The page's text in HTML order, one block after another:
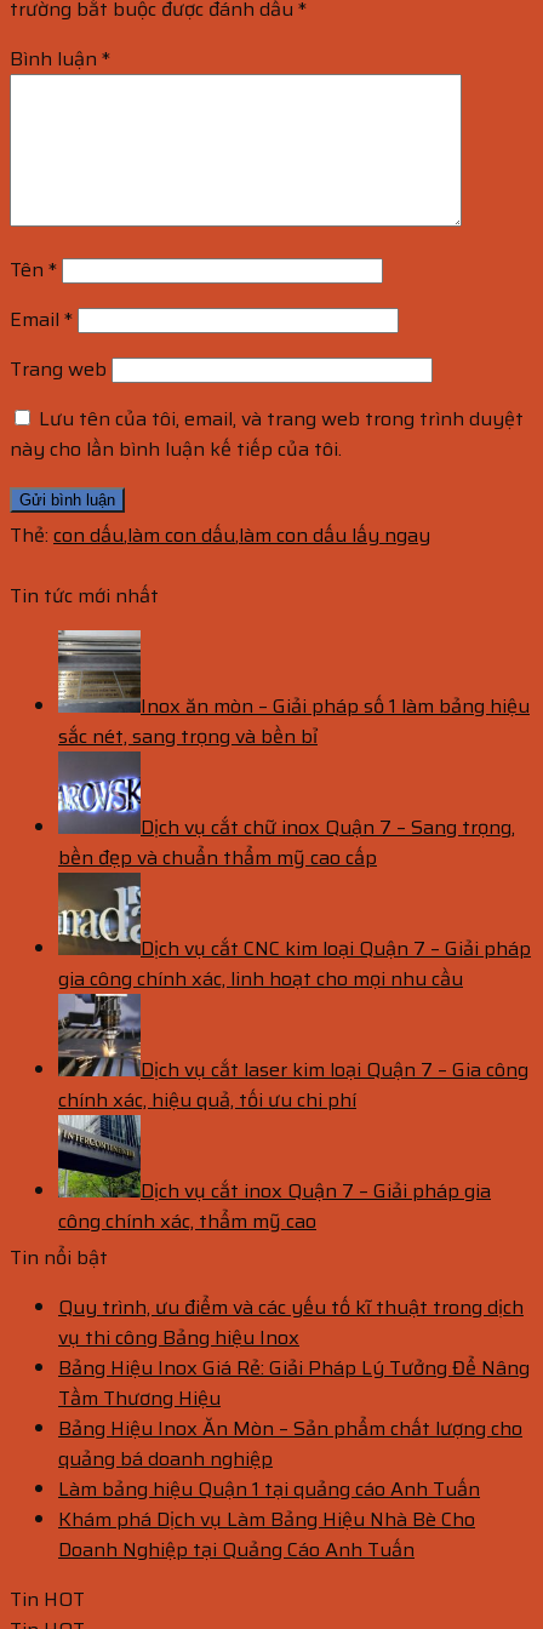
trường bắt buộc được đánh dấu *
Bình luận *
Tên *
Email *
Trang web
Lưu tên của tôi, email, và trang web trong trình duyệt
này cho lần bình luận kế tiếp của tôi.
Thẻ: con dấu,làm con dấu,làm con dấu lấy ngay
Tin tức mới nhất
Inox ăn mòn – Giải pháp số 1 làm bảng hiệu
sắc nét, sang trọng và bền bỉ
Dịch vụ cắt chữ inox Quận 7 – Sang trọng,
bền đẹp và chuẩn thẩm mỹ cao cấp
Dịch vụ cắt CNC kim loại Quận 7 – Giải pháp
gia công chính xác, linh hoạt cho mọi nhu cầu
Dịch vụ cắt laser kim loại Quận 7 – Gia công
chính xác, hiệu quả, tối ưu chi phí
Dịch vụ cắt inox Quận 7 – Giải pháp gia
công chính xác, thẩm mỹ cao
Tin nổi bật
Quy trình, ưu điểm và các yếu tố kĩ thuật trong dịch
vụ thi công Bảng hiệu Inox
Bảng Hiệu Inox Giá Rẻ: Giải Pháp Lý Tưởng Để Nâng
Tầm Thương Hiệu
Bảng Hiệu Inox Ăn Mòn – Sản phẩm chất lượng cho
quảng bá doanh nghiệp
Làm bảng hiệu Quận 1 tại quảng cáo Anh Tuấn
Khám phá Dịch vụ Làm Bảng Hiệu Nhà Bè Cho
Doanh Nghiệp tại Quảng Cáo Anh Tuấn
Tin HOT